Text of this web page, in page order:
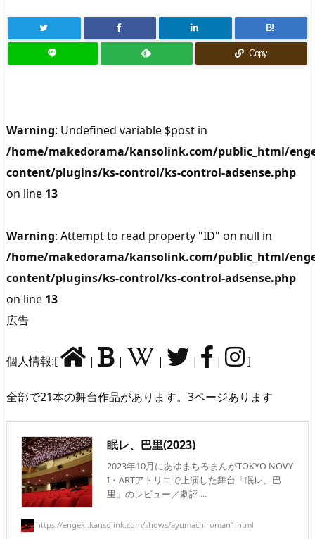
B!
Copy
Warning: Undefined variable $post in
/home/makedorama/kansolink.com/public_html/
content/plugins/ks-control/ks-control-adsense.php
on line 13
Warning: Attempt to read property "ID" on null in
/home/makedorama/kansolink.com/public_html/
content/plugins/ks-control/ks-control-adsense.php
on line 13
広告
個人情報:[ | | | | | ]
全部で21本の舞台作品があります。3ページあります
眠レ、巴里(2023)
2023年10月にあゆまちろまんがTOKYO NOVY
I・ARTアトリエで上演した舞台「眠レ、巴
里」のレビュー／劇評 ...
https://engeki.kansolink.com/shows/ayumachiroman1.html